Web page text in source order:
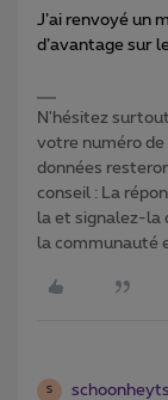
J’ai renvoyé un
d’avantage sur
N'hésitez
votre numéro de
données
conseil : La
la et signalez-la
la communauté
S